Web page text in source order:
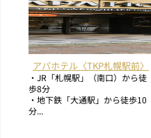
アパホテル〈TKP札幌駅前〉
・JR「札幌駅」（南口）から徒
歩8分
・地下鉄「大通駅」から徒歩10
分...